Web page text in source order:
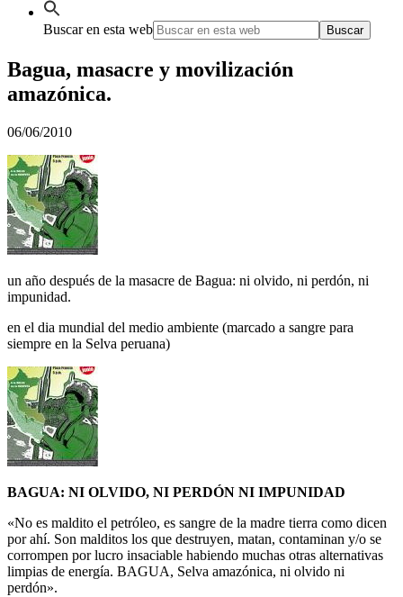
Buscar en esta web
Bagua, masacre y movilización
amazónica.
06/06/2010
un año después de la masacre de Bagua: ni olvido, ni perdón, ni
impunidad.
en el dia mundial del medio ambiente (marcado a sangre para
siempre en la Selva peruana)
BAGUA: NI OLVIDO, NI PERDÓN NI IMPUNIDAD
«No es maldito el petróleo, es sangre de la madre tierra como dicen
por ahí. Son malditos los que destruyen, matan, contaminan y/o se
corrompen por lucro insaciable habiendo muchas otras alternativas
limpias de energía. BAGUA, Selva amazónica, ni olvido ni
perdón».